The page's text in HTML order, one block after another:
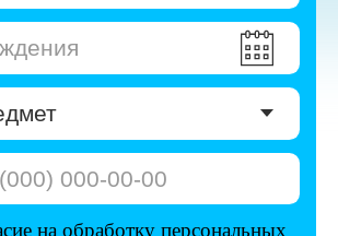
наобработку персональных
наполучение рекламы
к анкете